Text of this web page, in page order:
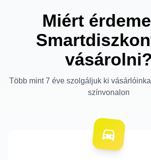
Miért
vásárolni?
Több mint 7 éve szolgáljuk ki
színvonalon